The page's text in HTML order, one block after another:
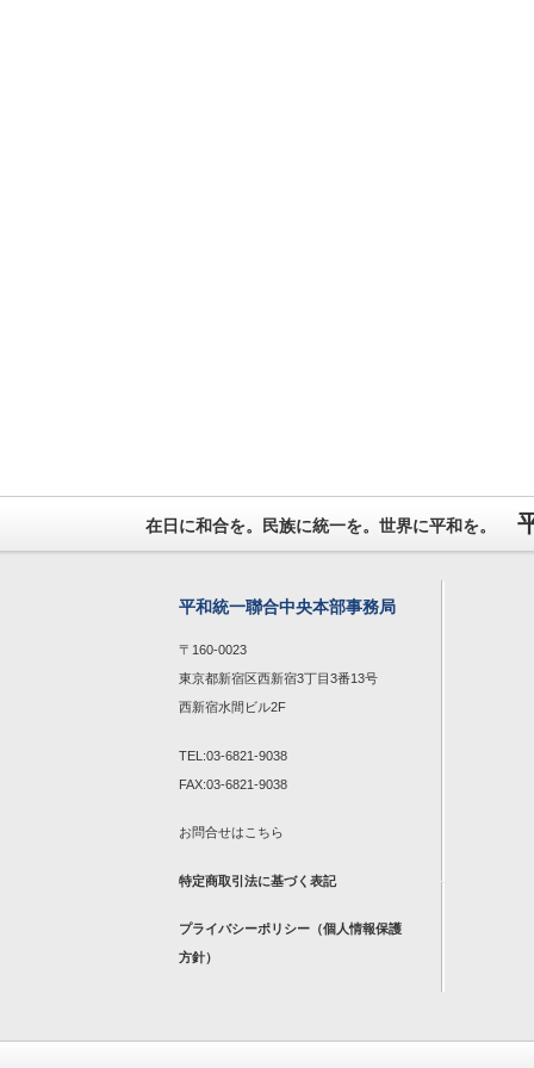
在日に和合を。民族に統一を。世界に平和を。
平和統一聯合中央本部事務局
〒160-0023
東京都新宿区西新宿3丁目3番13号
西新宿水間ビル2F
TEL:03-6821-9038
FAX:03-6821-9038
お問合せは こちら
特定商取引法に基づく表記
プライバシーポリシー（個人情報保護
方針）